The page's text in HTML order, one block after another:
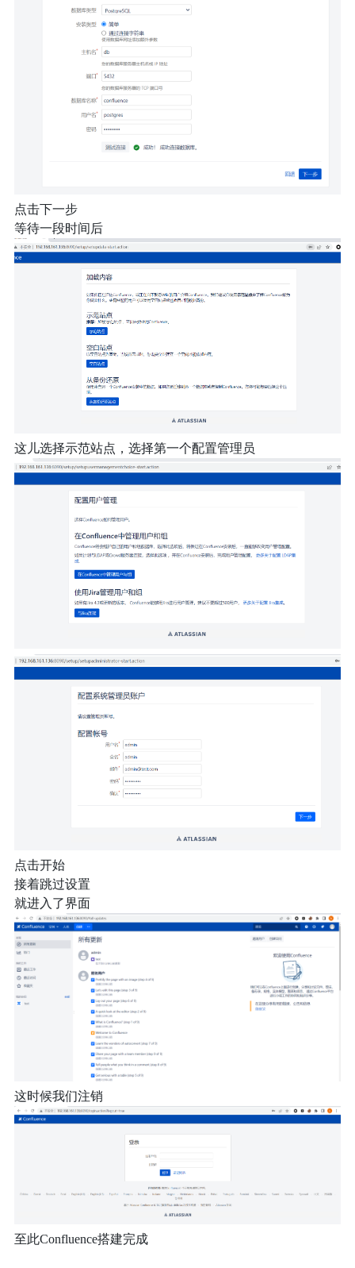
点击下一步
等待一段时间后
这儿选择示范站点，选择第一个配置管理员
点击开始
接着跳过设置
就进入了界面
这时候我们注销
至此Confluence搭建完成